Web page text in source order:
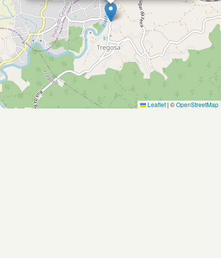
Leaflet | ©OpenStreetMap